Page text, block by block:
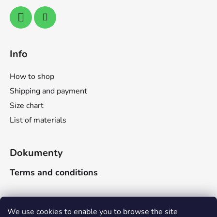
We use cookies to enable you to browse the site
Info
How to shop
Shipping and payment
Size chart
List of materials
Dokumenty
Terms and conditions
Search